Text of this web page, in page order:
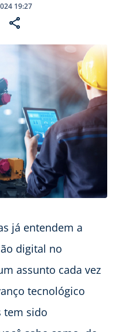
19:27
já entendem a
digital no
assunto cada vez
tecnológico
tem sido